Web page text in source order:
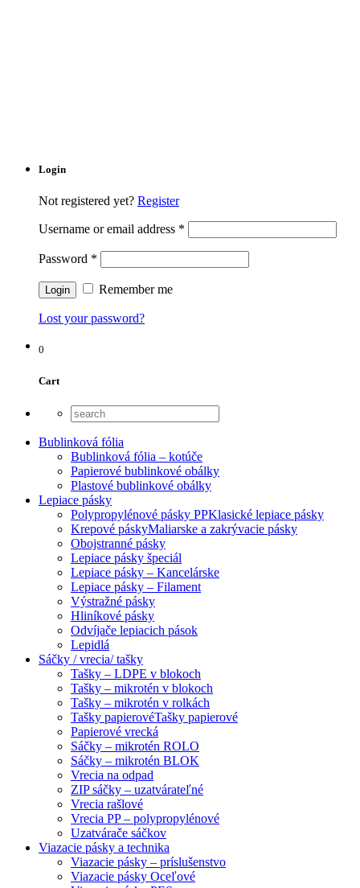
Login
Not registered yet? Register
Username or email address *
Password *
Remember me
Lost your password?
0
Cart
Bublinková fólia
Bublinková fólia – kotúče
Papierové bublinkové obálky
Plastové bublinkové obálky
Lepiace pásky
Polypropylénové pásky PPKlasické lepiace pásky
Krepové páskyMaliarske a zakrývacie pásky
Obojstranné pásky
Lepiace pásky špeciál
Lepiace pásky – Kancelárske
Lepiace pásky – Filament
Výstražné pásky
Hliníkové pásky
Odvíjače lepiacich pások
Lepidlá
Sáčky / vrecia/ tašky
Tašky – LDPE v blokoch
Tašky – mikrotén v blokoch
Tašky – mikrotén v rolkách
Tašky papierovéTašky papierové
Papierové vrecká
Sáčky – mikrotén ROLO
Sáčky – mikrotén BLOK
Vrecia na odpad
ZIP sáčky – uzatvárateľné
Vrecia rašlové
Vrecia PP – polypropylénové
Uzatvárače sáčkov
Viazacie pásky a technika
Viazacie pásky – príslušenstvo
Viazacie pásky Oceľové